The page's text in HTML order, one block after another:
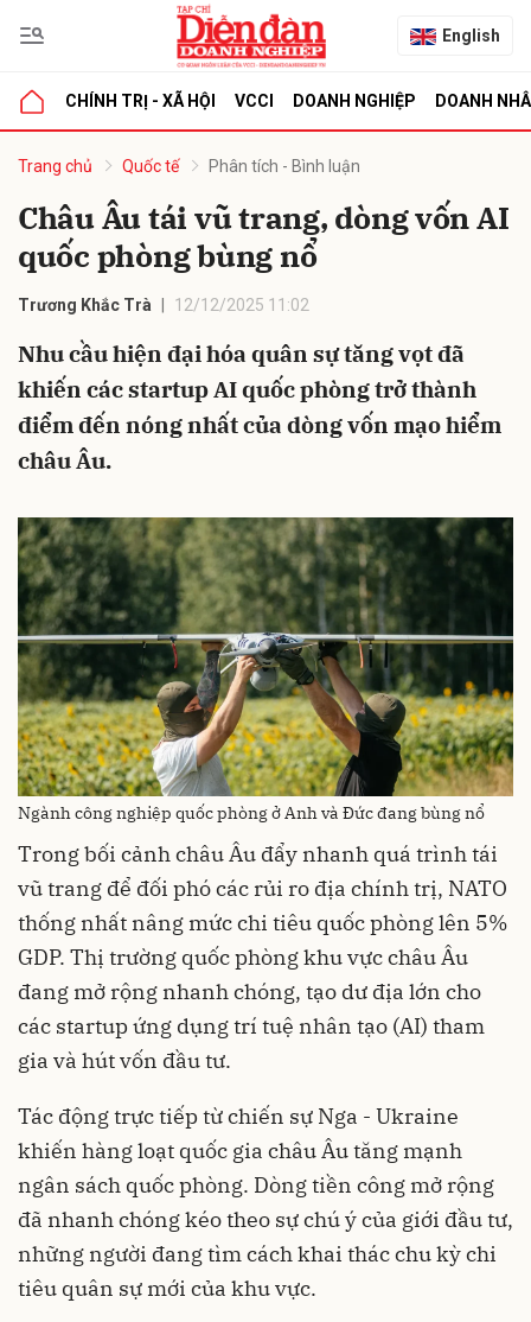
English
CHÍNH TRỊ - XÃ HỘI VCCI DOANH NGHIỆP DOANH
Trang chủ Quốc tế Phân tích - Bình luận
Châu Âu tái vũ trang, dòng vốn AI
quốc phòng bùng nổ
Trương Khắc Trà 12/12/2025 11:02
Nhu cầu hiện đại hóa quân sự tăng vọt đã
khiến các startup AI quốc phòng trở thành
điểm đến nóng nhất của dòng vốn mạo hiểm
châu Âu.
Ngành công nghiệp quốc phòng ở Anh và Đức đang bùng nổ
Trong bối cảnh châu Âu đẩy nhanh quá trình tái
vũ trang để đối phó các rủi ro địa chính trị, NATO
thống nhất nâng mức chi tiêu quốc phòng lên 5%
GDP. Thị trường quốc phòng khu vực châu Âu
đang mở rộng nhanh chóng, tạo dư địa lớn cho
các startup ứng dụng trí tuệ nhân tạo (AI) tham
gia và hút vốn đầu tư.
Tác động trực tiếp từ chiến sự Nga - Ukraine
khiến hàng loạt quốc gia châu Âu tăng mạnh
ngân sách quốc phòng. Dòng tiền công mở rộng
đã nhanh chóng kéo theo sự chú ý của giới đầu tư,
những người đang tìm cách khai thác chu kỳ chi
tiêu quân sự mới của khu vực.
luận
Hủy